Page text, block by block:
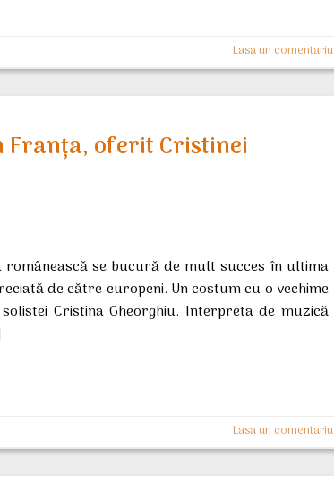
Lasa un comentariu
Franța, oferit Cristinei
românească se bucură de mult succes în ultima
de către europeni. Un costum cu o vechime
Cristina Gheorghiu. Interpreta de muzică
Lasa un comentariu